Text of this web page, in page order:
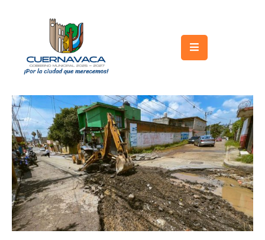
Gobierno
Turismo
Trámites
y
Servicios
Licitaciones
Transparencia